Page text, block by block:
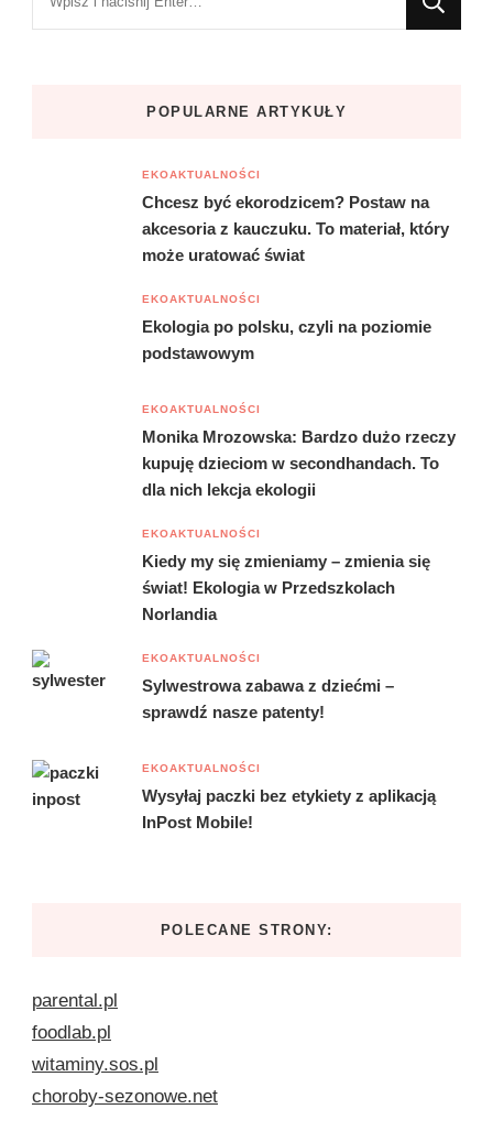
POPULARNE ARTYKUŁY
EKOAKTUALNOŚCI
Chcesz być ekorodzicem? Postaw na
akcesoria z kauczuku. To materiał, który
może uratować świat
EKOAKTUALNOŚCI
Ekologia po polsku, czyli na poziomie
podstawowym
EKOAKTUALNOŚCI
Monika Mrozowska: Bardzo dużo rzeczy
kupuję dzieciom w secondhandach. To
dla nich lekcja ekologii
EKOAKTUALNOŚCI
Kiedy my się zmieniamy – zmienia się
świat! Ekologia w Przedszkolach
Norlandia
EKOAKTUALNOŚCI
Sylwestrowa zabawa z dziećmi –
sprawdź nasze patenty!
EKOAKTUALNOŚCI
Wysyłaj paczki bez etykiety z aplikacją
InPost Mobile!
POLECANE STRONY:
parental.pl
foodlab.pl
witaminy.sos.pl
choroby-sezonowe.net